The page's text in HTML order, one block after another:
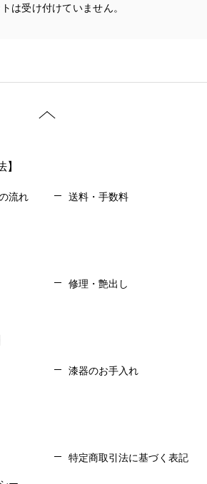
は受け付けていません。
】
流れ 送料・手数料
修理・艶出し
漆器のお手入れ
特定商取引法に基づく表記